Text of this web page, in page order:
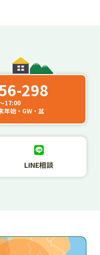
298
17:00
年始・GW・盆
LINE相談